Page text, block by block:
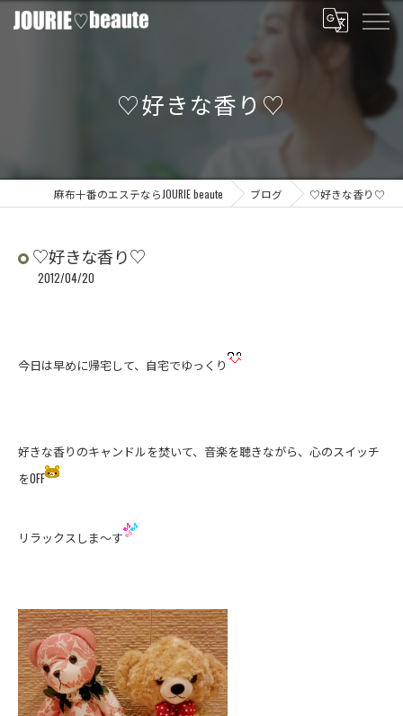
♡好きな香り♡
麻布十番のエステならJOURIE beaute ブログ ♡好きな香り♡
♡好きな香り♡
2012/04/20
今日は早めに帰宅して、自宅でゆっくり
好きな香りのキャンドルを焚いて、音楽を聴きながら、心のスイッチ
をOFF
リラックスしま～す